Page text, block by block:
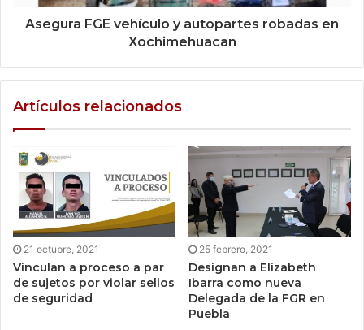
Asegura FGE vehículo y autopartes robadas en
Xochimehuacan
Artículos relacionados
21 octubre, 2021
Vinculan a proceso a par
de sujetos por violar sellos
de seguridad
25 febrero, 2021
Designan a Elizabeth
Ibarra como nueva
Delegada de la FGR en
Puebla